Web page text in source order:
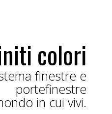
colori
finestre e
portefinestre
in cui vivi.